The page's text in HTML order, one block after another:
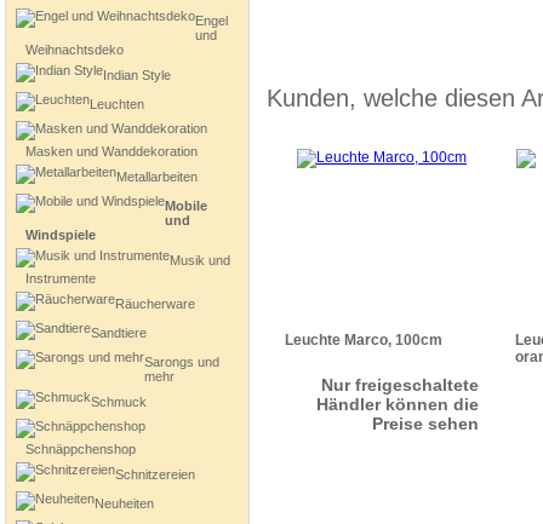
Kunden, welche diesen
Leuchte Marco, 100cm
Nur freigeschaltete
Händler können die
Preise sehen
Engel
und
Weihnachtsdeko
Indian Style
Leuchten
Masken und Wanddekoration
Metallarbeiten
Mobile
und
Windspiele
Musik und
Instrumente
Räucherware
Sandtiere
Sarongs und
mehr
Schmuck
Schnäppchenshop
Schnitzereien
Neuheiten